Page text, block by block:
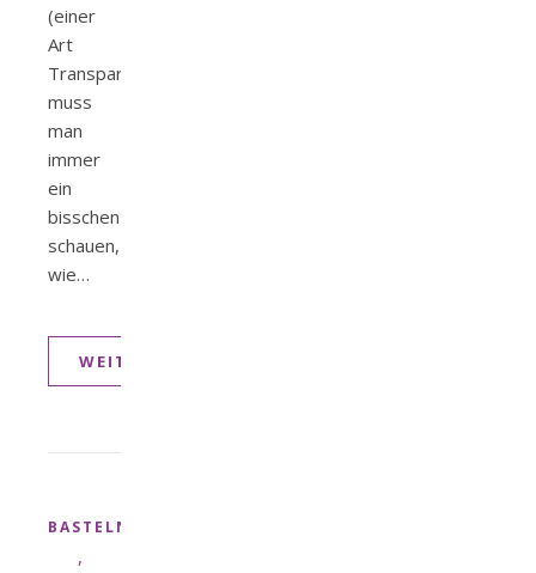
(einer
Art
Transparentpapier)
muss
man
immer
ein
bisschen
schauen,
wie…
WEITERLESEN
BASTELN
,